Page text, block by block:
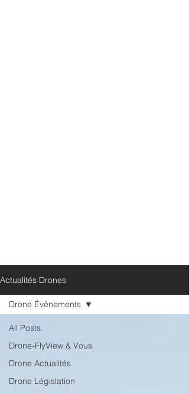
Actualités Drones
All Posts
Drone-FlyView & Vous
Drone Actualités
Drone Législation
Drone Évènements